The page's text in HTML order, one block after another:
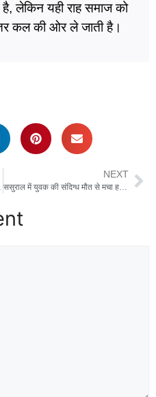
लेकिन यही राह समाज को
कल की ओर ले जाती है।
नाथ
NEXT
ससुराल में युवक की संदिग्ध मौत से मचा हड़कंप, परिजनों के प्रदर्शन के बाद चार पर मुकदमा दर्ज